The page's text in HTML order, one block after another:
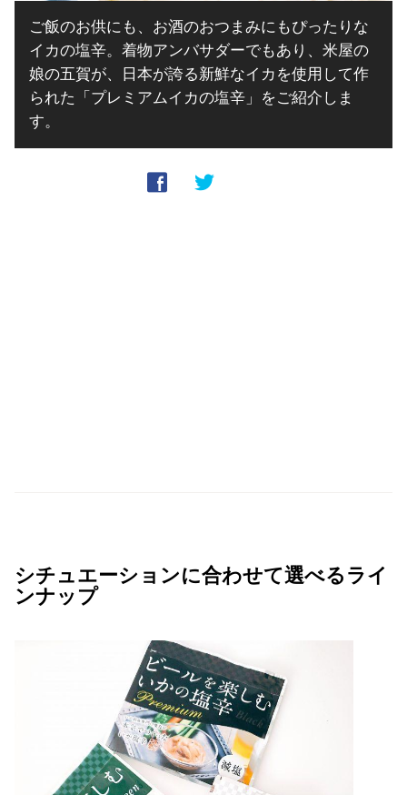
ご飯のお供にも、お酒のおつまみにもぴったりな
イカの塩辛。着物アンバサダーでもあり、米屋の
娘の五賀が、日本が誇る新鮮なイカを使用して作
られた「プレミアムイカの塩辛」をご紹介しま
す。
シチュエーションに合わせて選べるライ
ンナップ